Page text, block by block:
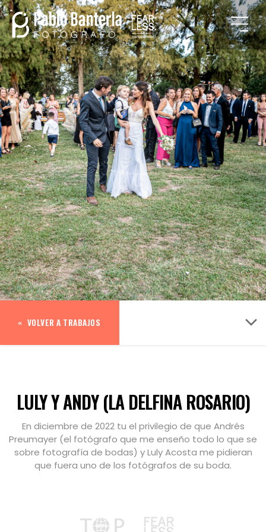
VOLVER A TRABAJOS
LULY Y ANDY (LA DELFINA ROSARIO)
En diciembre de 2022 tu el privilegio de que Andrés
Preumayer (el fotógrafo que me enseño todo lo que se
sobre fotografía de bodas) y Luly Acosta me pidieran
que fuera uno de los fotógrafos de su boda.